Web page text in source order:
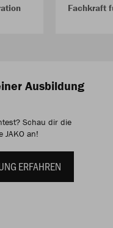
Fachkraft
Ausbildung
Schau dir die
JAKO an!
ERFAHREN